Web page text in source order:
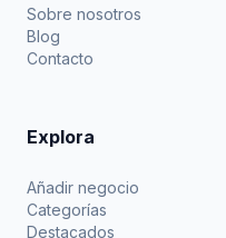
Sobre nosotros
Blog
Contacto
Explora
Añadir negocio
Categorías
Destacados